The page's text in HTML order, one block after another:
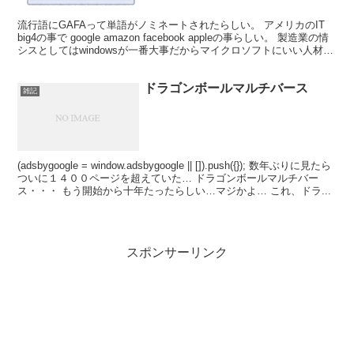
流行語にGAFAって単語がノミネートされたらしい。 アメリカのIT
big4の事で google amazon facebook appleの事らしい。 製造業の情
シスとしてはwindowsが一番大事だからマイクロソフトにいい人材が
雑記 ドラゴンボールマルチバース
(adsbygoogle = window.adsbygoogle || []).push({}); 数年ぶりに見たら
ついに１４００ページを超えていた… ドラゴンボールマルチバー
ス・・・ もう開始から十年たったらしい…マジかよ… これ、ドラ...
スポンサーリンク